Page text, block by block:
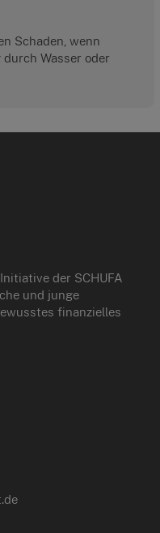
Schaden, wenn
Wasser oder
der SCHUFA
und junge
finanzielles